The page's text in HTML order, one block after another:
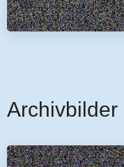
Archivbilder